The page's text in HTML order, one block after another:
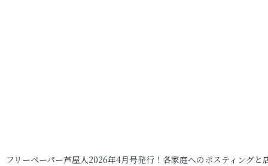
フリーペーパー芦屋人2026年4月号発行！各家庭へのポスティングと